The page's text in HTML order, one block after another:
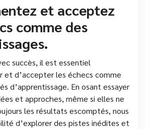
et acceptez
comme des
succès, il est essentiel
et d’accepter les échecs comme
d’apprentissage. En osant essayer
et approches, même si elles ne
les résultats escomptés, nous
d’explorer des pistes inédites et